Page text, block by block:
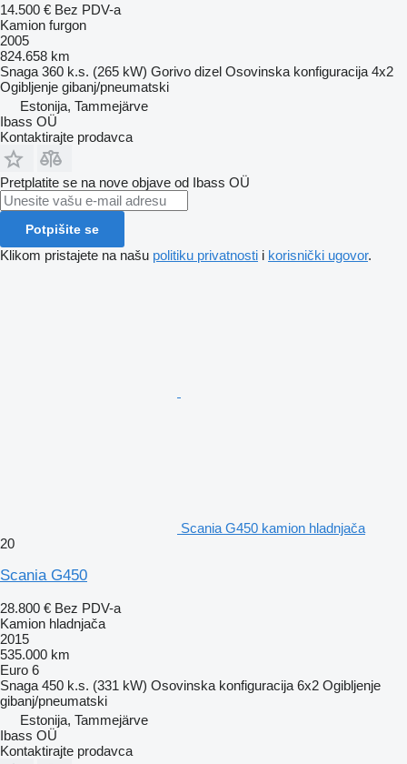
14.500 € Bez PDV-a
Kamion furgon
2005
824.658 km
Snaga 360 k.s. (265 kW) Gorivo dizel Osovinska konfiguracija 4x2
Ogibljenje gibanj/pneumatski
Estonija, Tammejärve
Ibass OÜ
Kontaktirajte prodavca
Pretplatite se na nove objave od Ibass OÜ
Potpišite se
Klikom pristajete na našu politiku privatnosti i korisnički ugovor.
Scania G450 kamion hladnjača
20
Scania G450
28.800 € Bez PDV-a
Kamion hladnjača
2015
535.000 km
Euro 6
Snaga 450 k.s. (331 kW) Osovinska konfiguracija 6x2 Ogibljenje
gibanj/pneumatski
Estonija, Tammejärve
Ibass OÜ
Kontaktirajte prodavca